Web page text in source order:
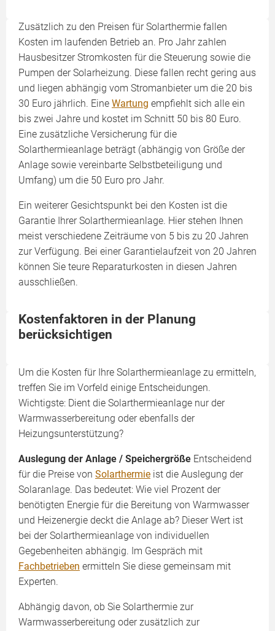
Zusätzlich zu den Preisen für Solarthermie fallen
Kosten im laufenden Betrieb an. Pro Jahr zahlen
Hausbesitzer Stromkosten für die Steuerung sowie die
Pumpen der Solarheizung. Diese fallen recht gering aus
und liegen abhängig vom Stromanbieter um die 20 bis
30 Euro jährlich. Eine Wartung empfiehlt sich alle ein
bis zwei Jahre und kostet im Schnitt 50 bis 80 Euro.
Eine zusätzliche Versicherung für die
Solarthermieanlage beträgt (abhängig von Größe der
Anlage sowie vereinbarte Selbstbeteiligung und
Umfang) um die 50 Euro pro Jahr.
Ein weiterer Gesichtspunkt bei den Kosten ist die
Garantie Ihrer Solarthermieanlage. Hier stehen Ihnen
meist verschiedene Zeiträume von 5 bis zu 20 Jahren
zur Verfügung. Bei einer Garantielaufzeit von 20 Jahren
können Sie teure Reparaturkosten in diesen Jahren
ausschließen.
Kostenfaktoren in der Planung
berücksichtigen
Um die Kosten für Ihre Solarthermieanlage zu ermitteln,
treffen Sie im Vorfeld einige Entscheidungen.
Wichtigste: Dient die Solarthermieanlage nur der
Warmwasserbereitung oder ebenfalls der
Heizungsunterstützung?
Auslegung der Anlage / Speichergröße Entscheidend
für die Preise von Solarthermie ist die Auslegung der
Solaranlage. Das bedeutet: Wie viel Prozent der
benötigten Energie für die Bereitung von Warmwasser
und Heizenergie deckt die Anlage ab? Dieser Wert ist
bei der Solarthermieanlage von individuellen
Gegebenheiten abhängig. Im Gespräch mit
Fachbetrieben ermitteln Sie diese gemeinsam mit
Experten.
Abhängig davon, ob Sie Solarthermie zur
Warmwasserbereitung oder zusätzlich zur